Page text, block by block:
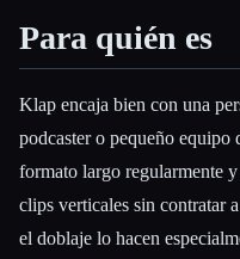
Para quién es
Klap encaja bien con una
podcaster o pequeño
formato largo regularmente
clips verticales sin contratar
el doblaje lo hacen